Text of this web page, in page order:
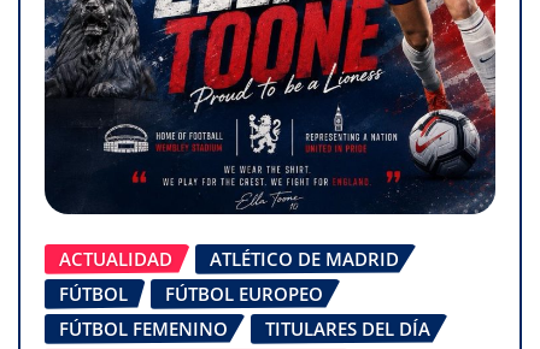
ACTUALIDAD
ATLÉTICO DE MADRID
FÚTBOL
FÚTBOL EUROPEO
FÚTBOL FEMENINO
TITULARES DEL DÍA